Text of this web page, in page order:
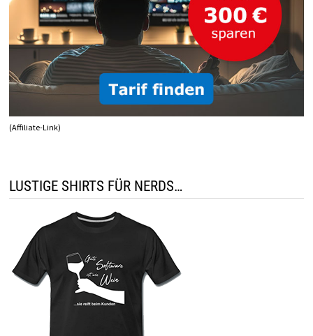
(Affiliate-Link)
LUSTIGE SHIRTS FÜR NERDS…